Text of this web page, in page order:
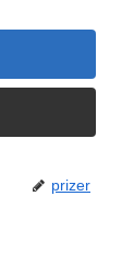
prizer